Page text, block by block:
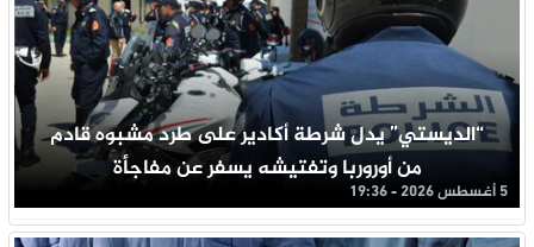
“الديستي” يدل شرطة أكادير على طرد مشبوه قادم
من أوروربا وتفتيشه يسفر عن مفاجأة
5 أغسطس 2026 - 19:36